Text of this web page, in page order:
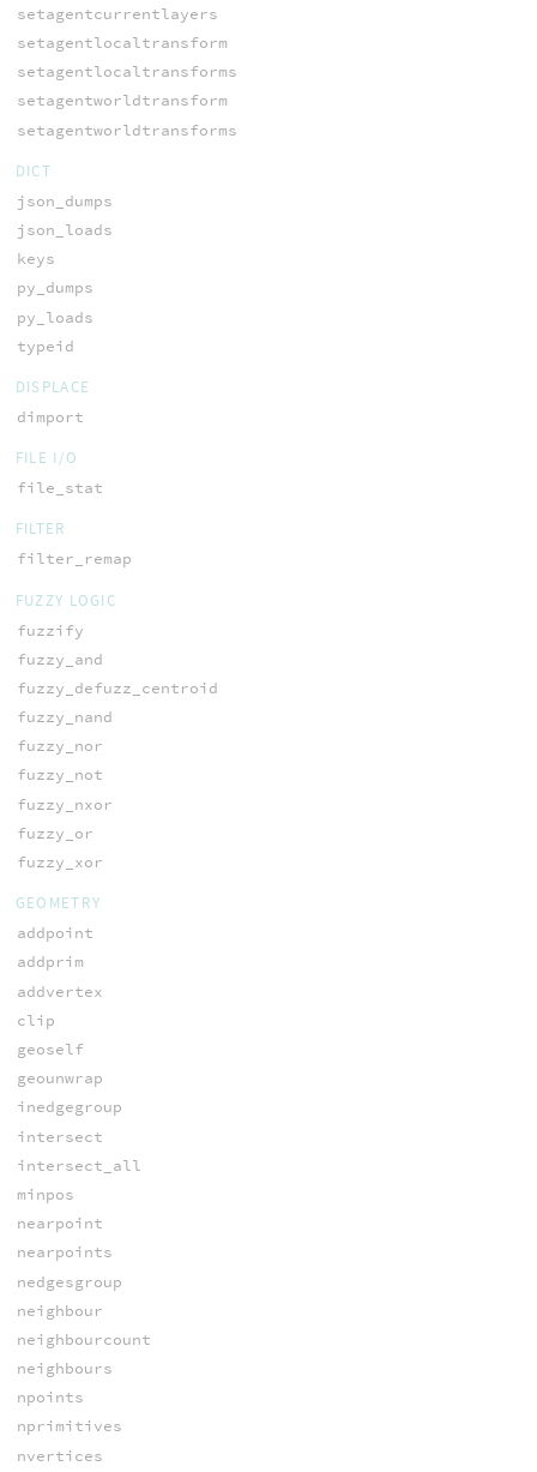
setagentcurrentlayers
setagentlocaltransform
setagentlocaltransforms
setagentworldtransform
setagentworldtransforms
DICT
json_dumps
json_loads
keys
py_dumps
py_loads
typeid
DISPLACE
dimport
FILE I/O
file_stat
FILTER
filter_remap
FUZZY LOGIC
fuzzify
fuzzy_and
fuzzy_defuzz_centroid
fuzzy_nand
fuzzy_nor
fuzzy_not
fuzzy_nxor
fuzzy_or
fuzzy_xor
GEOMETRY
addpoint
addprim
addvertex
clip
geoself
geounwrap
inedgegroup
intersect
intersect_all
minpos
nearpoint
nearpoints
nedgesgroup
neighbour
neighbourcount
neighbours
npoints
nprimitives
nvertices